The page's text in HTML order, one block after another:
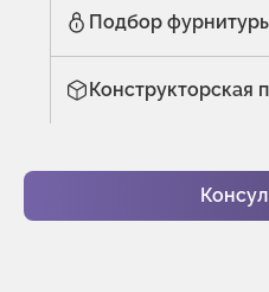
Подбор
Конструкторская